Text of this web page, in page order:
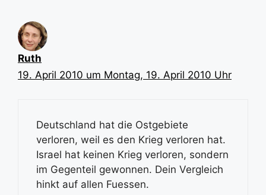
Ruth
19. April 2010 um Montag, 19. April 2010 Uhr
Deutschland hat die Ostgebiete
verloren, weil es den Krieg verloren hat.
Israel hat keinen Krieg verloren, sondern
im Gegenteil gewonnen. Dein Vergleich
hinkt auf allen Fuessen.